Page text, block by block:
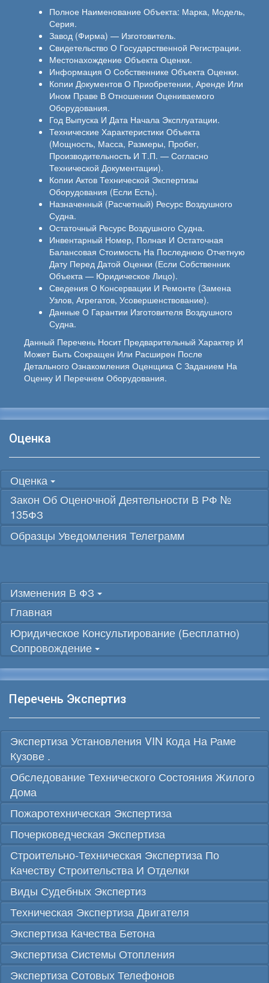
Полное Наименование Объекта: Марка, Модель,
Серия.
Завод (фирма) — Изготовитель.
Свидетельство О Государственной Регистрации.
Местонахождение Объекта Оценки.
Информация О Собственнике Объекта Оценки.
Копии Документов О Приобретении, Аренде Или
Ином Праве В Отношении Оцениваемого
Оборудования.
Год Выпуска И Дата Начала Эксплуатации.
Технические Характеристики Объекта
(мощность, Масса, Размеры, Пробег,
Производительность И Т.п. — Согласно
Технической Документации).
Копии Актов Технической Экспертизы
Оборудования (если Есть).
Назначенный (расчетный) Ресурс Воздушного
Судна.
Остаточный Ресурс Воздушного Судна.
Инвентарный Номер, Полная И Остаточная
Балансовая Стоимость На Последнюю Отчетную
Дату Перед Датой Оценки (если Собственник
Объекта — Юридическое Лицо).
Сведения О Консервации И Ремонте (замена
Узлов, Агрегатов, Усовершенствование).
Данные О Гарантии Изготовителя Воздушного
Судна.
Данный Перечень Носит Предварительный Характер И
Может Быть Сокращен Или Расширен После
Детального Ознакомления Оценщика С Заданием На
Оценку И Перечнем Оборудования.
Оценка
Оценка
Закон Об Оценочной Деятельности В РФ №
135ФЗ
Образцы Уведомления Телеграмм
Изменения В ФЗ
Главная
Юридическое Консультирование (бесплатно)
Сопровождение
Перечень Экспертиз
Экспертиза Установления VIN Кода На Раме
Кузове .
Обследование Технического Состояния Жилого
Дома
Пожаротехническая Экспертиза
Почерковедческая Экспертиза
Строительно-Техническая Экспертиза По
Качеству Строительства И Отделки
Виды Судебных Экспертиз
Техническая Экспертиза Двигателя
Экспертиза Качества Бетона
Экспертиза Системы Отопления
Экспертиза Сотовых Телефонов